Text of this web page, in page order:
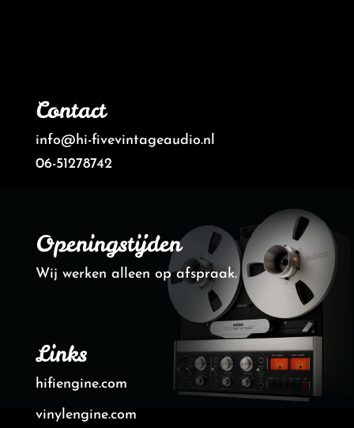
Contact
info@hi-fivevintageaudio.nl
06-51278742
Openingstijden
Wij werken alleen op afspraak.
Links
hifiengine.com
vinylengine.com